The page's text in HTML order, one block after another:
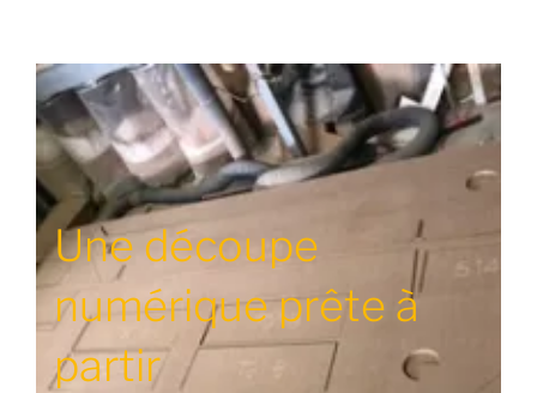
Une découpe
numérique prête à
partir